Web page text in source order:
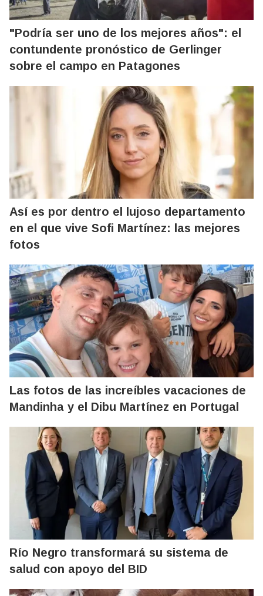
"Podría ser uno de los mejores años": el
contundente pronóstico de Gerlinger
sobre el campo en Patagones
Así es por dentro el lujoso departamento
en el que vive Sofi Martínez: las mejores
fotos
Las fotos de las increíbles vacaciones de
Mandinha y el Dibu Martínez en Portugal
Río Negro transformará su sistema de
salud con apoyo del BID